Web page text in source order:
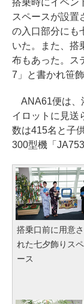
搭乗時にイベン
スペースが設置
の入口部分にも
いた。また、搭
布もあった。ス
7」と書かれ笹
ANA61便は、
イロットに見送
数は415名と子
300型機「
搭乗口前に用意さ
れた七夕飾りスペ
ース